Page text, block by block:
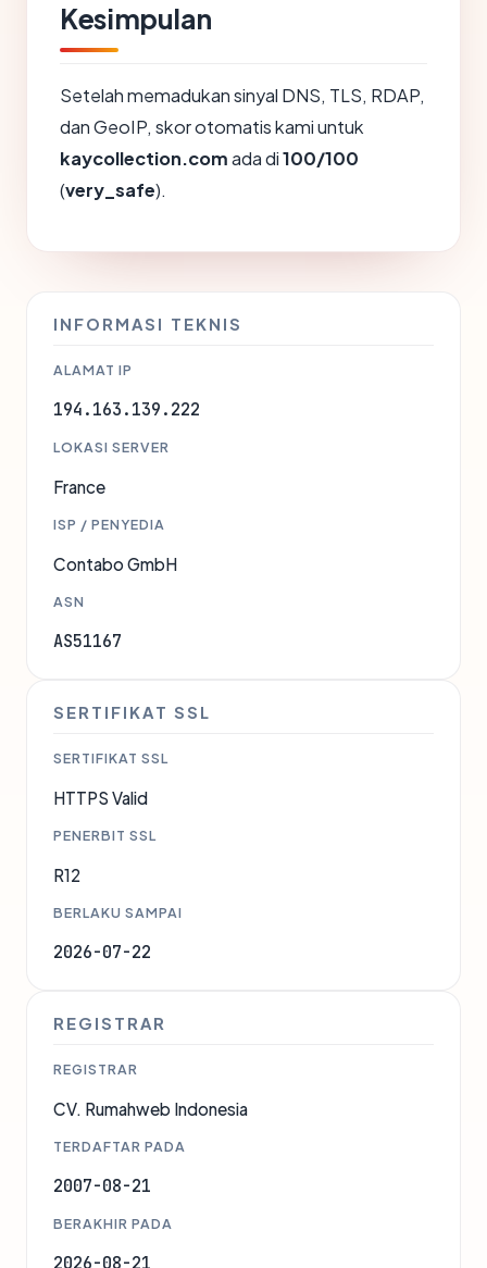
Kesimpulan
Setelah memadukan sinyal DNS, TLS, RDAP,
dan GeoIP, skor otomatis kami untuk
kaycollection.comada di100/100
(very_safe).
INFORMASI TEKNIS
ALAMAT IP
194.163.139.222
LOKASI SERVER
France
ISP / PENYEDIA
Contabo GmbH
ASN
AS51167
SERTIFIKAT SSL
SERTIFIKAT SSL
HTTPS Valid
PENERBIT SSL
R12
BERLAKU SAMPAI
2026-07-22
REGISTRAR
REGISTRAR
CV. Rumahweb Indonesia
TERDAFTAR PADA
2007-08-21
BERAKHIR PADA
2026-08-21